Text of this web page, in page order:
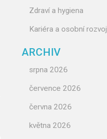
Zdraví a hygiena
Kariéra a osobní rozvoj
ARCHIV
srpna 2026
července 2026
června 2026
května 2026